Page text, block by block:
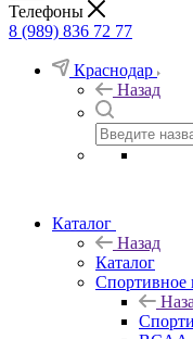
Телефоны
8 (989) 836 72 77
Краснодар
Назад
Каталог
Назад
Каталог
Спортивное